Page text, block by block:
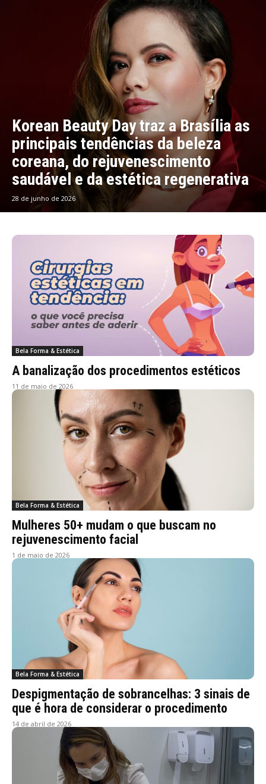
Korean Beauty Day traz a Brasília as
principais tendências da beleza
coreana, do rejuvenescimento
saudável e da estética regenerativa
28 de junho de 2026
Bela Forma & Estética
A banalização dos procedimentos estéticos
11 de maio de 2026
Bela Forma & Estética
Mulheres 50+ mudam o que buscam no
rejuvenescimento facial
1 de maio de 2026
Bela Forma & Estética
Despigmentação de sobrancelhas: 3 sinais de
que é hora de considerar o procedimento
14 de abril de 2026